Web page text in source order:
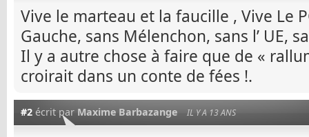
Vive le marteau et la faucille , Vive Le
Gauche, sans Mélenchon, sans l’ UE,
Il y a autre chose à faire que de «
croirait dans un conte de fées !.
#2 écrit par Maxime Barbazange IL Y A 13 ANS